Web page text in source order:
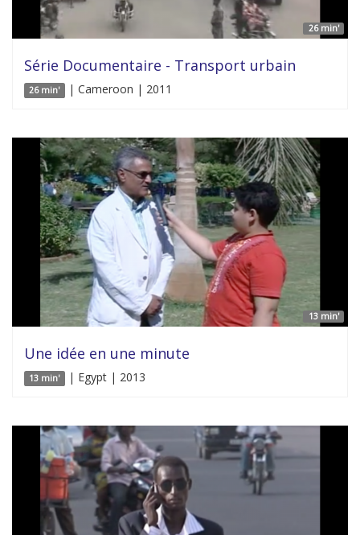
26 min'
Série Documentaire - Transport urbain
26 min' | Cameroon | 2011
13 min'
Une idée en une minute
13 min' | Egypt | 2013